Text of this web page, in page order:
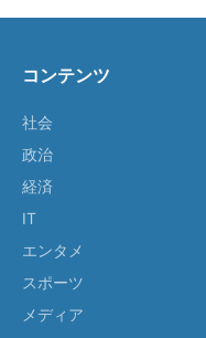
コンテンツ
社会
政治
経済
IT
エンタメ
スポーツ
メディア